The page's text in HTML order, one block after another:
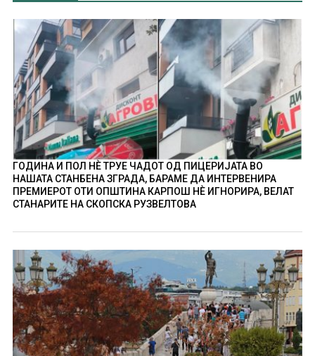
ГОДИНА И ПОЛ НÈ ТРУЕ ЧАДОТ ОД ПИЦЕРИЈАТА ВО
НАШАТА СТАНБЕНА ЗГРАДА, БАРАМЕ ДА ИНТЕРВЕНИРА
ПРЕМИЕРОТ ОТИ ОПШТИНА КАРПОШ НÈ ИГНОРИРА, ВЕЛАТ
СТАНАРИТЕ НА СКОПСКА РУЗВЕЛТОВА